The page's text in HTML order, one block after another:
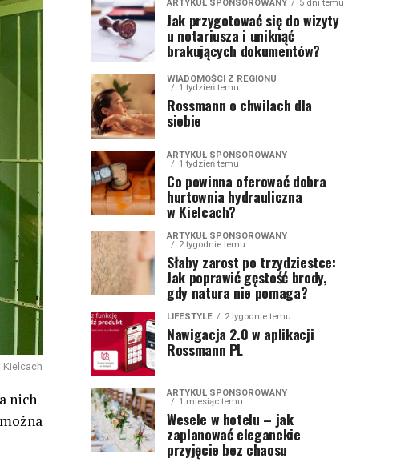
Kielcach
nich
ARTYKUŁ SPONSOROWANY 5 dni temu
Jak przygotować się do wizyty
u notariusza i uniknąć
brakujących dokumentów?
WIADOMOŚCI Z REGIONU
1 tydzień temu
Rossmann o chwilach dla
siebie
ARTYKUŁ SPONSOROWANY
1 tydzień temu
Co powinna oferować dobra
hurtownia hydrauliczna
w Kielcach?
ARTYKUŁ SPONSOROWANY
2 tygodnie temu
Słaby zarost po trzydziestce:
Jak poprawić gęstość brody,
gdy natura nie pomaga?
LIFESTYLE 2 tygodnie temu
Nawigacja 2.0 w aplikacji
Rossmann PL
ARTYKUŁ SPONSOROWANY
1 miesiąc temu
Wesele w hotelu – jak
zaplanować eleganckie
przyjęcie bez chaosu